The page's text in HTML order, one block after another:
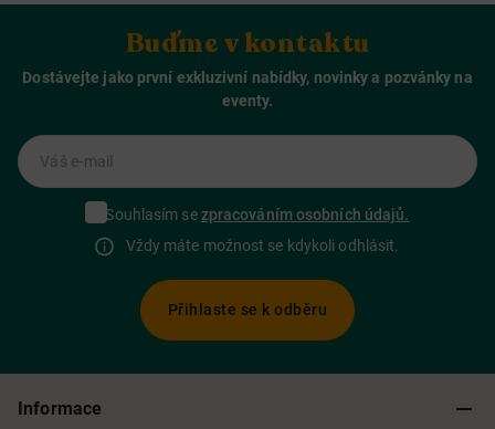
Buďme v kontaktu
Dostávejte jako první exkluzivní nabídky, novinky a pozvánky na
eventy.
Váš e-mail
Souhlasím sezpracováním osobních údajů.
Vždy máte možnost se kdykoli odhlásit.
Přihlaste se k odběru
Informace